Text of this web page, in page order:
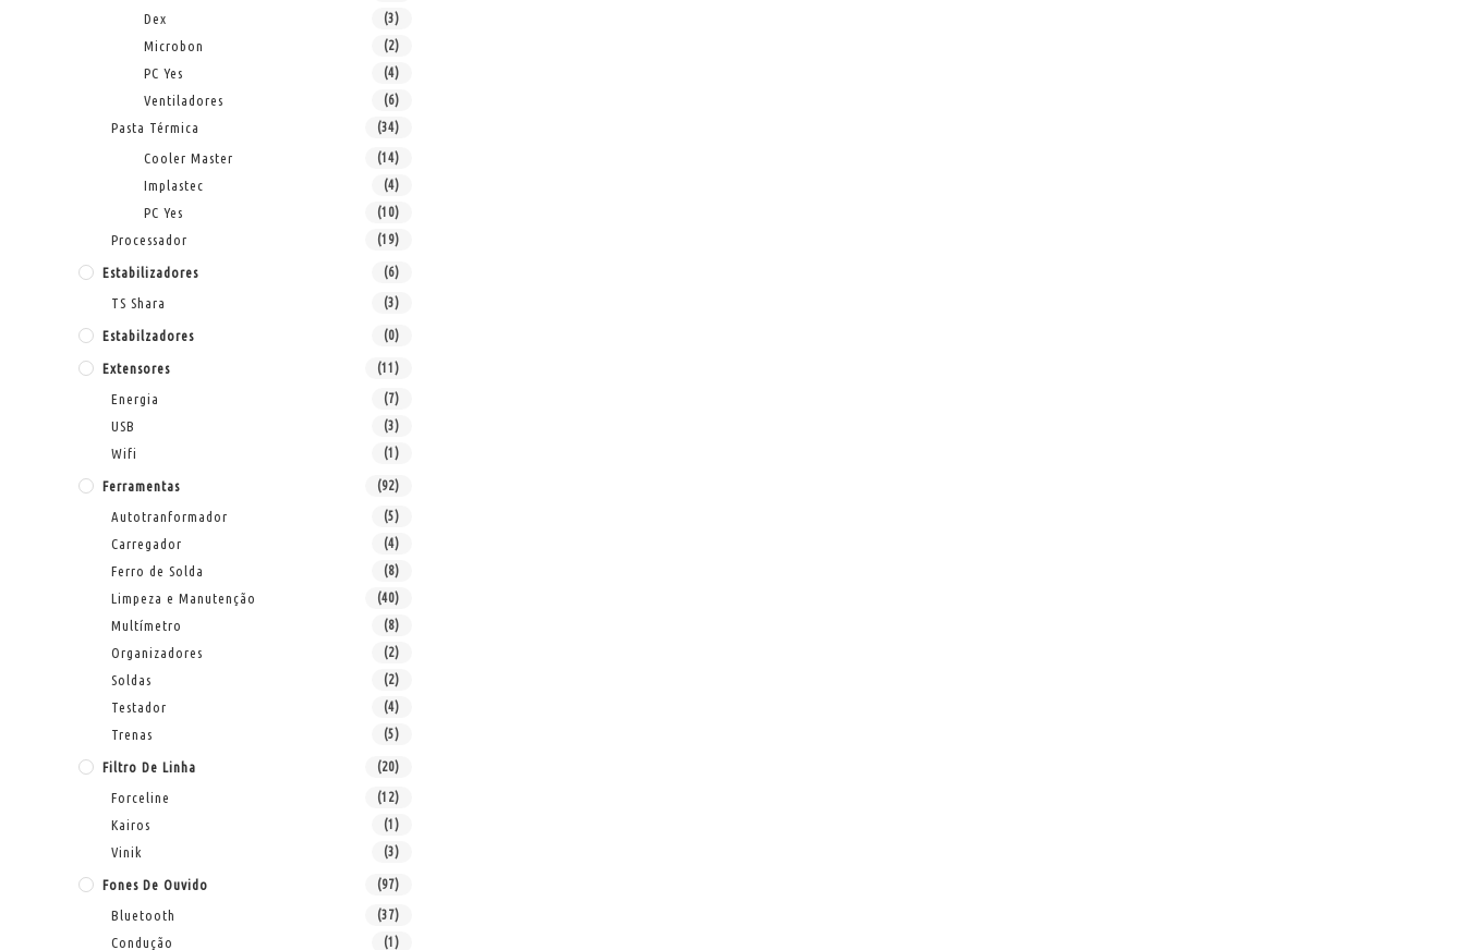
Dex (3)
Microbon (2)
PC Yes (4)
Ventiladores (6)
Pasta Térmica (34)
Cooler Master (14)
Implastec (4)
PC Yes (10)
Processador (19)
Estabilizadores (6)
TS Shara (3)
Estabilzadores (0)
Extensores (11)
Energia (7)
USB (3)
Wifi (1)
Ferramentas (92)
Autotranformador (5)
Carregador (4)
Ferro de Solda (8)
Limpeza e Manutenção (40)
Multímetro (8)
Organizadores (2)
Soldas (2)
Testador (4)
Trenas (5)
Filtro De Linha (20)
Forceline (12)
Kairos (1)
Vinik (3)
Fones De Ouvido (97)
Bluetooth (37)
Condução (1)